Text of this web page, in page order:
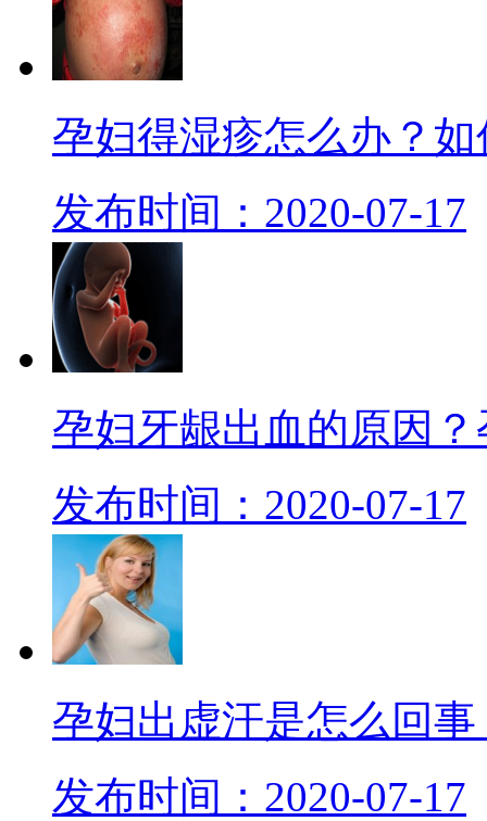
孕妇得湿疹怎么办？
发布时间：2020-07-17
孕妇牙龈出血的原因
发布时间：2020-07-17
孕妇出虚汗是怎么回
发布时间：2020-07-17